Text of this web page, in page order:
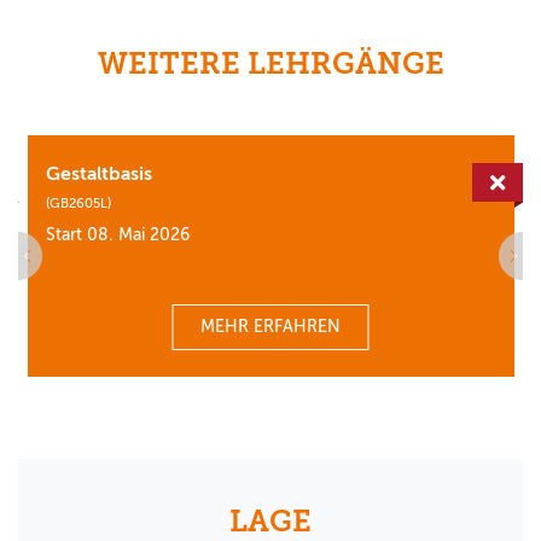
WEITERE LEHRGÄNGE
Gestaltbasis
(GB2605L)
Start 08. Mai 2026
MEHR ERFAHREN
LAGE